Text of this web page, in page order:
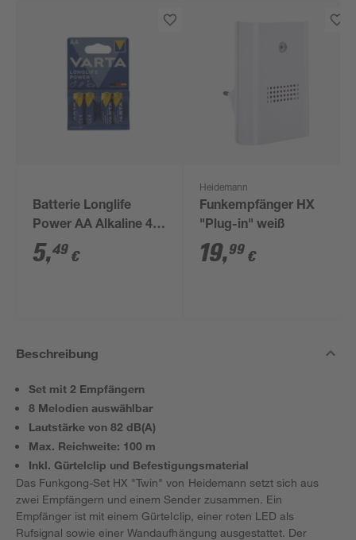
Batterie Longlife
Power AA Alkaline 4
Stück
5,49 €
Heidemann
Funkempfänger HX
"Plug-in" weiß
19,99 €
Beschreibung
Set mit 2 Empfängern
8 Melodien auswählbar
Lautstärke von 82 dB(A)
Max. Reichweite: 100 m
Inkl. Gürtelclip und Befestigungsmaterial
Das Funkgong-Set HX "Twin" von Heidemann setzt sich aus
zwei Empfängern und einem Sender zusammen. Ein
Empfänger ist mit einem Gürtelclip, einer roten LED als
Rufsignal sowie einer Wandaufhängung ausgestattet. Der